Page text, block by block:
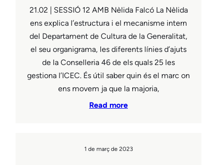
21.02 | SESSIÓ 12 AMB Nèlida Falcó La Nèlida
ens explica l’estructura i el mecanisme intern
del Departament de Cultura de la Generalitat,
el seu organigrama, les diferents línies d’ajuts
de la Conselleria 46 de els quals 25 les
gestiona l’ICEC. És útil saber quin és el marc on
ens movem ja que la majoria,
Read more
1 de març de 2023